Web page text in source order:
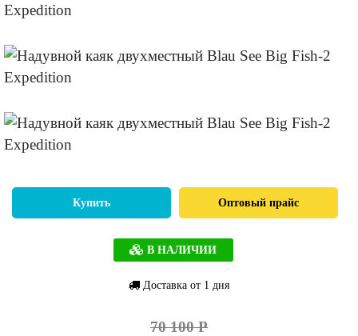
Купить Оптовый прайс
В НАЛИЧИИ
Доставка от 1 дня
70 100 Р